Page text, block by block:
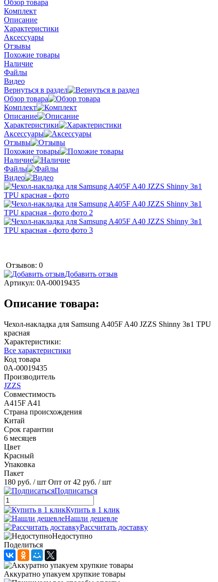
Обзор товара
Комплект
Описание
Характеристики
Аксессуары
Отзывы
Похожие товары
Наличие
Файлы
Видео
Вернуться в раздел
Обзор товара
Комплект
Описание
Характеристики
Аксессуары
Отзывы
Похожие товары
Наличие
Файлы
Видео
Отзывов: 0
Добавить отзыв
Артикул: 0А-00019435
Описание товара:
Чехол-накладка для Samsung A405F A40 JZZS Shinny 3в1 TPU
красная
Характеристики:
Все характеристики
Код товара
0А-00019435
Производитель
JZZS
Совместимость
A415F A41
Страна происхождения
Китай
Срок гарантии
6 месяцев
Цвет
Красный
Упаковка
Пакет
180 руб. / шт Опт от 42 руб. / шт
Подписаться
Купить в 1 клик
Нашли дешевле
Рассчитать доставку
Недоступно
Поделиться
Аккуратно упакуем хрупкие товары